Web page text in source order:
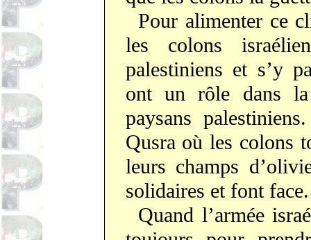
Pour alimenter ce
les colons
palestiniens et s’y
ont un rôle dans la
paysans
Qusra où les colons
leurs champs
solidaires et font face.
Quand l’armée